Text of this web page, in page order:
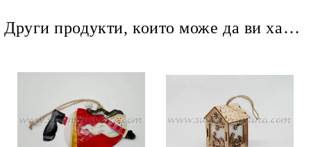
Други продукти, които може да ви харесат